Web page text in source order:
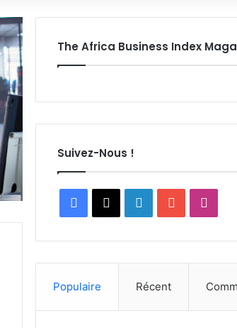
The Africa Business Index
Suivez-Nous !
Facebook
X LinkedinYouTube
Populaire Récent